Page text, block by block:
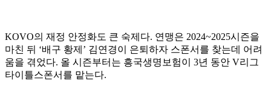
KOVO의 재정 안정화도 큰 숙제다. 연맹은 2024~2025시즌을
마친 뒤 ‘배구 황제’ 김연경이 은퇴하자 스폰서를 찾는데 어려
움을 겪었다. 올 시즌부터는 흥국생명보험이 3년 동안 V리그
타이틀스폰서를 맡는다.